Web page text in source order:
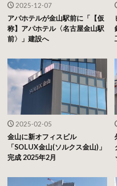
2025-12-07
アパホテルが金山駅前に「【仮
称】アパホテル〈名古屋金山駅
前〉」建設へ
2025-02-05
金山に新オフィスビル
「SOLUX金山(ソルクス金山)」
完成 2025年2月